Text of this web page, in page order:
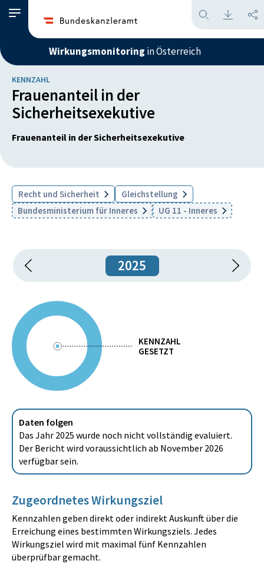
Wirkungsmonitoring in Österreich
KENNZAHL
Frauenanteil in der
Sicherheitsexekutive
Frauenanteil in der Sicherheitsexekutive
Recht und Sicherheit
Gleichstellung
Bundesministerium für Inneres
UG 11 - Inneres
2025
KENNZAHL
GESETZT
Daten folgen
Das Jahr 2025 wurde noch nicht vollständig evaluiert.
Der Bericht wird voraussichtlich ab November 2026
verfügbar sein.
Zugeordnetes Wirkungsziel
Kennzahlen geben direkt oder indirekt Auskunft über die
Erreichung eines bestimmten Wirkungsziels. Jedes
Wirkungsziel wird mit maximal fünf Kennzahlen
überprüfbar gemacht.